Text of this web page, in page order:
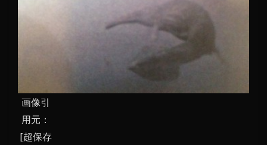
画像引
用元：
[超保存